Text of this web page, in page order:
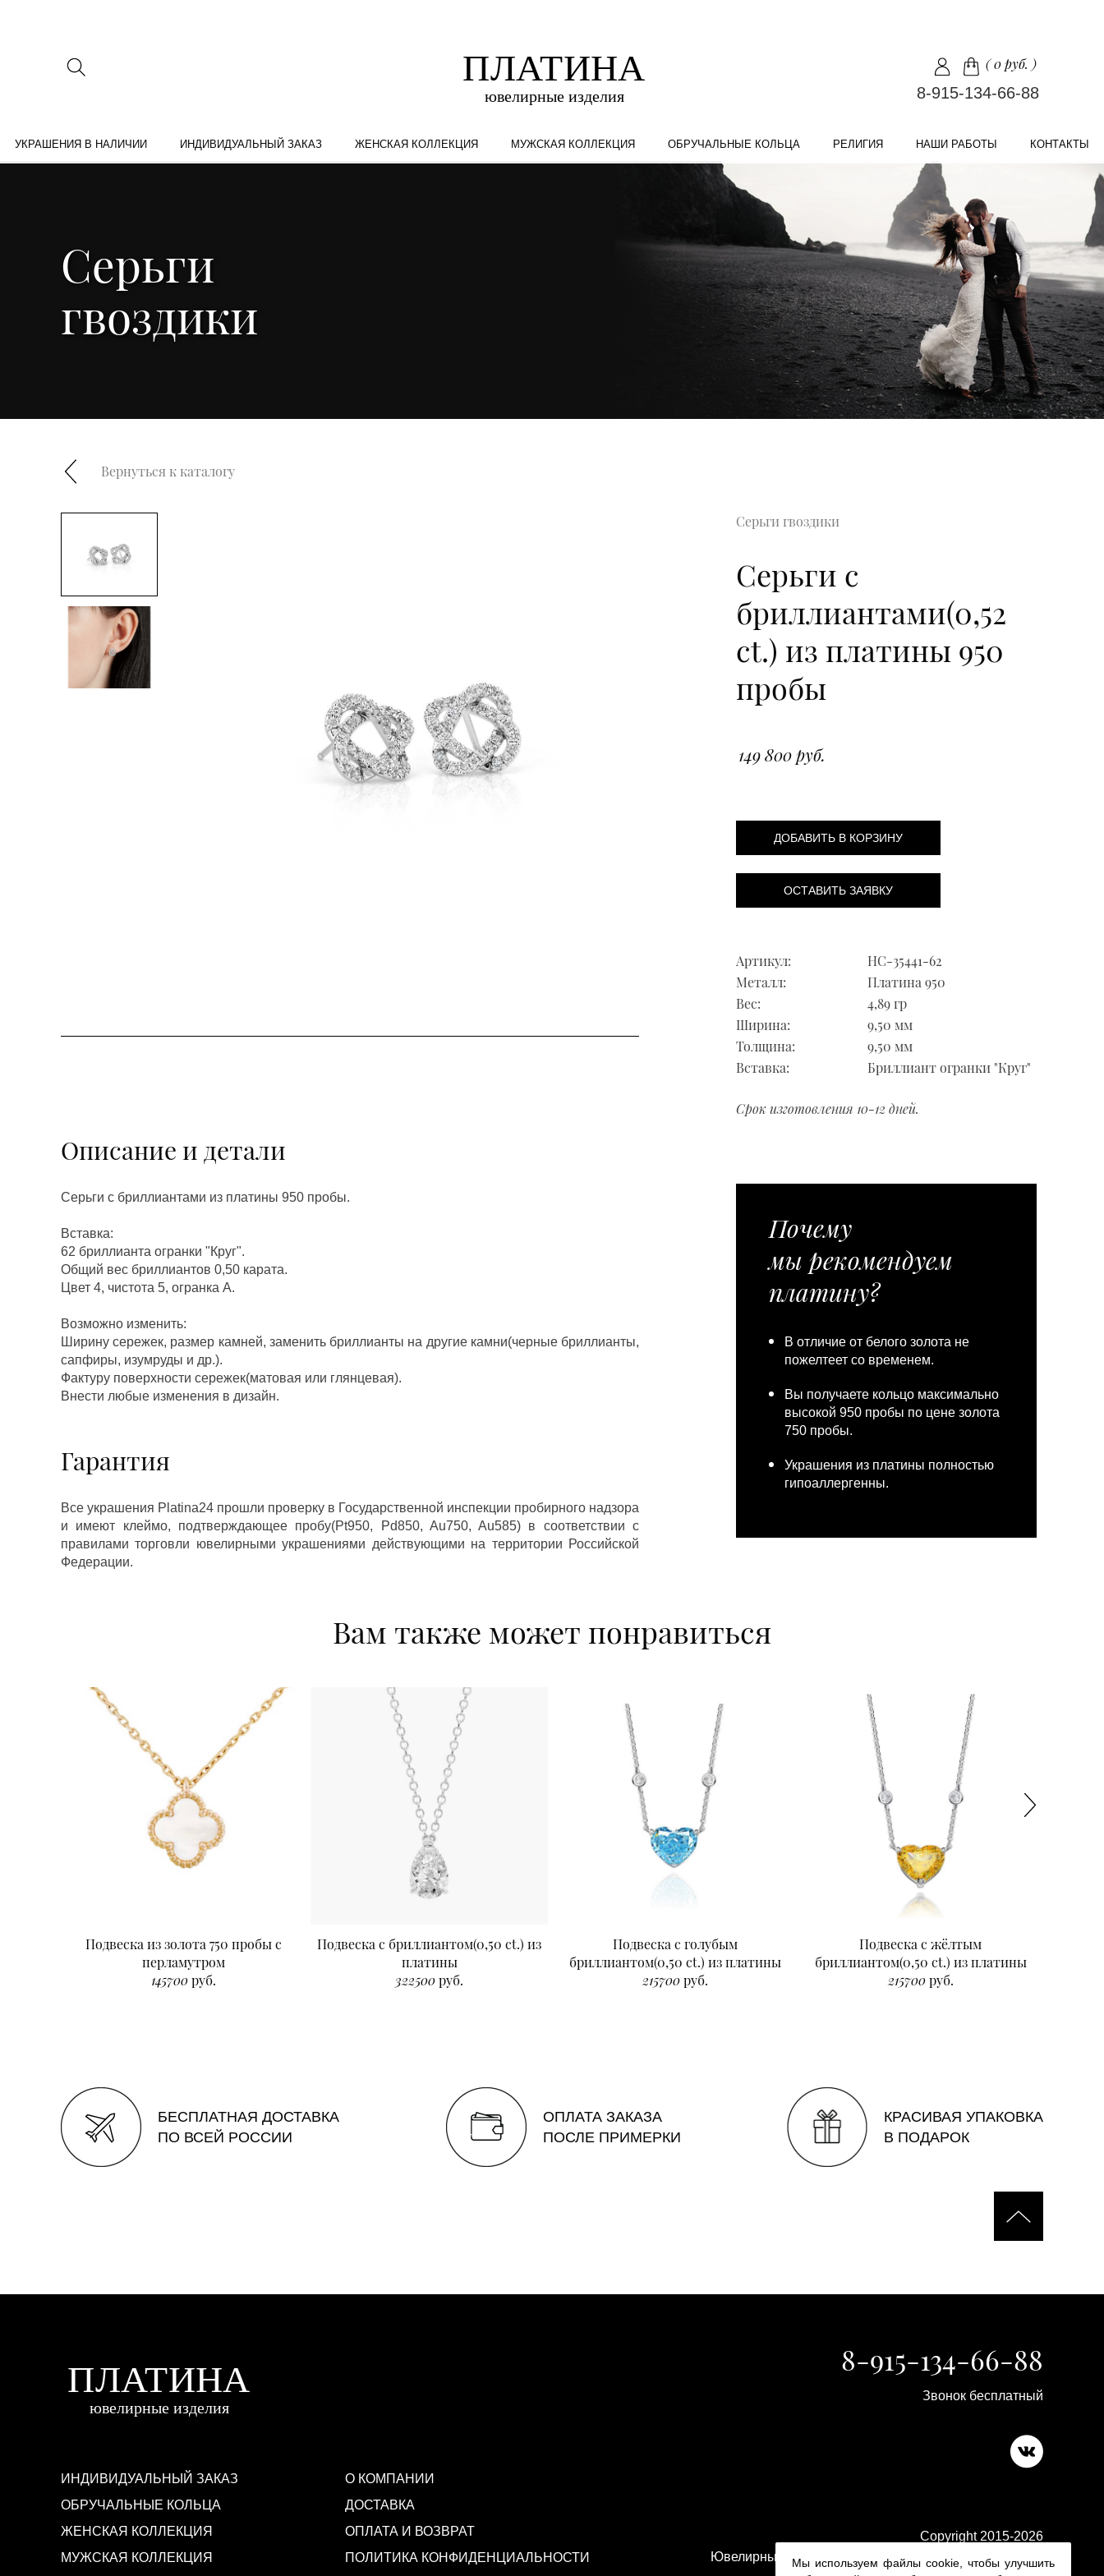
(0 руб. )
8-915-134-66-88
УКРАШЕНИЯ В НАЛИЧИИ ИНДИВИДУАЛЬНЫЙ ЗАКАЗ ЖЕНСКАЯ КОЛЛЕКЦИЯ МУЖСКАЯ КОЛЛЕКЦИЯ ОБРУЧАЛЬНЫЕ КОЛЬЦА РЕЛИГИЯ НАШИ РАБОТЫ КОНТАКТЫ
Серьги
гвоздики
Вернуться к каталогу
Серьги гвоздики
Серьги с
бриллиантами(0,52
ct.) из платины 950
пробы
149 800 руб.
ДОБАВИТЬ В КОРЗИНУ
ОСТАВИТЬ ЗАЯВКУ
Артикул:
НС-35441-62
Металл:
Платина 950
Вес:
4,89 гр
Ширина:
9,50 мм
Толщина:
9,50 мм
Вставка:
Бриллиант огранки "Круг"
Срок изготовления 10-12 дней.
Описание и детали
Серьги с бриллиантами из платины 950 пробы.
Вставка:
62 бриллианта огранки "Круг".
Общий вес бриллиантов 0,50 карата.
Цвет 4, чистота 5, огранка А.
Возможно изменить:
Ширину сережек, размер камней, заменить бриллианты на другие камни(черные бриллианты,
сапфиры, изумруды и др.).
Фактуру поверхности сережек(матовая или глянцевая).
Внести любые изменения в дизайн.
Гарантия
Все украшения Platina24 прошли проверку в Государственной инспекции пробирного надзора
и имеют клеймо, подтверждающее пробу(Pt950, Pd850, Au750, Au585) в соответствии с
правилами торговли ювелирными украшениями действующими на территории Российской
Федерации.
Почему
мы рекомендуем
платину?
В отличие от белого золота не
пожелтеет со временем.
Вы получаете кольцо максимально
высокой 950 пробы по цене золота
750 пробы.
Украшения из платины полностью
гипоаллергенны.
Вам также может понравиться
Подвеска из золота 750 пробы с
перламутром
145700руб.
Подвеска с бриллиантом(0,50 ct.) из
платины
322500руб.
Подвеска с голубым
бриллиантом(0,50 ct.) из платины
215700руб.
Подвеска с жёлтым
бриллиантом(0,50 ct.) из платины
215700руб.
БЕСПЛАТНАЯ ДОСТАВКА
ПО ВСЕЙ РОССИИ
ОПЛАТА ЗАКАЗА
ПОСЛЕ ПРИМЕРКИ
КРАСИВАЯ УПАКОВКА
В ПОДАРОК
ИНДИВИДУАЛЬНЫЙ ЗАКАЗ
ОБРУЧАЛЬНЫЕ КОЛЬЦА
ЖЕНСКАЯ КОЛЛЕКЦИЯ
МУЖСКАЯ КОЛЛЕКЦИЯ
О КОМПАНИИ
ДОСТАВКА
ОПЛАТА И ВОЗВРАТ
ПОЛИТИКА КОНФИДЕНЦИАЛЬНОСТИ
8-915-134-66-88
Звонок бесплатный
Copyright 2015-2026
Ювелирные изделия в ювелирном магазине Platina 24
Мы используем файлы cookie, чтобы улучшить